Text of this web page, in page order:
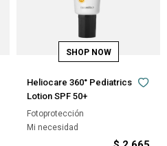
Heliocare 360° Pediatrics
Lotion SPF 50+
Fotoprotección
Mi necesidad